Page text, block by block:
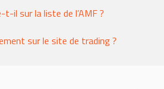
il sur la liste de l’AMF ?
sur le site de trading ?